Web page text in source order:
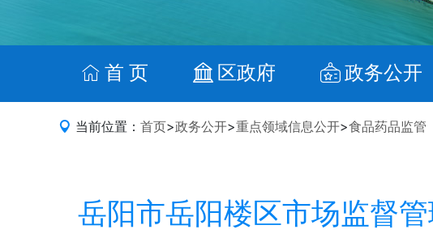
首 页 区政府 政务公开
当前位置： 首页>政务公开>重点领域信息公开>食品药品监管
岳阳市岳阳楼区市场监督